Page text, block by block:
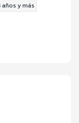
años y más